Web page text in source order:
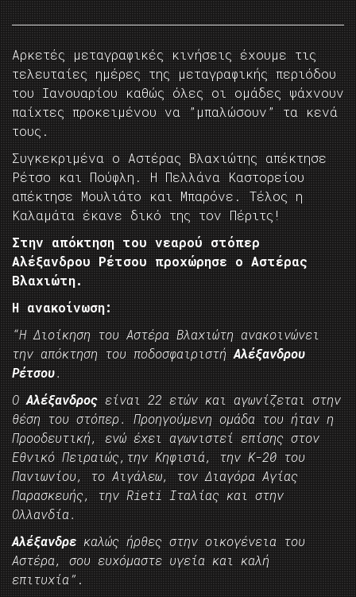
Αρκετές μεταγραφικές κινήσεις έχουμε τις
τελευταίες ημέρες της μεταγραφικής περιόδου
του Ιανουαρίου καθώς όλες οι ομάδες ψάχνουν
παίχτες προκειμένου να ”μπαλώσουν” τα κενά
τους.
Συγκεκριμένα ο Αστέρας Βλαχιώτης απέκτησε
Ρέτσο και Πούφλη. Η Πελλάνα Καστορείου
απέκτησε Μουλιάτο και Μπαρόνε. Τέλος η
Καλαμάτα έκανε δικό της τον Πέριτς!
Στην απόκτηση του νεαρού στόπερ
Αλέξανδρου Ρέτσου προχώρησε ο Αστέρας
Βλαχιώτη.
Η ανακοίνωση:
“Η Διοίκηση του Αστέρα Βλαχιώτη ανακοινώνει
την απόκτηση του ποδοσφαιριστήΑλέξανδρου
Ρέτσου.
Ο Αλέξανδρος είναι 22 ετών και αγωνίζεται στην
θέση του στόπερ. Προηγούμενη ομάδα του ήταν η
Προοδευτική, ενώ έχει αγωνιστεί επίσης στον
Εθνικό Πειραιώς,την Κηφισιά, την Κ-20 του
Πανιωνίου, το Αιγάλεω, τον Διαγόρα Αγίας
Παρασκευής, την Rieti Ιταλίας και στην
Ολλανδία.
Αλέξανδρε καλώς ήρθες στην οικογένεια του
Αστέρα, σου ευχόμαστε υγεία και καλή
επιτυχία” .